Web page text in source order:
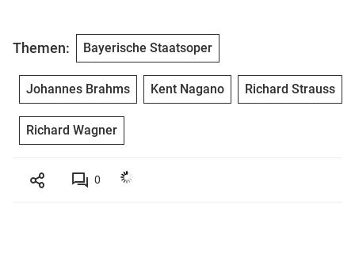
Themen: Bayerische Staatsoper
Johannes Brahms Kent Nagano Richard Strauss
Richard Wagner
0